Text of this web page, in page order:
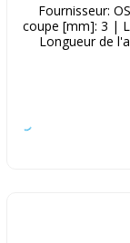
Fournisseur:
coupe [mm]: 3 |
Longueur de